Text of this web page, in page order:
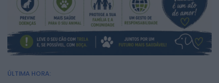
ÚLTIMA HORA: